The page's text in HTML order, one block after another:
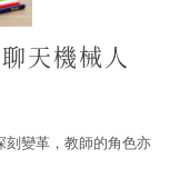
天機械人
刻變革，教師的角色亦